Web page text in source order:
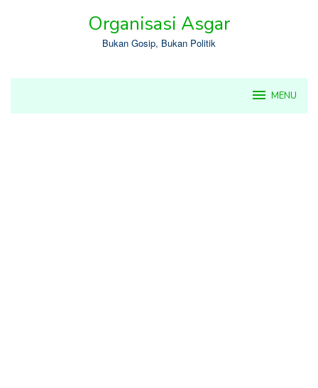
Organisasi Asgar
Bukan Gosip, Bukan Politik
MENU